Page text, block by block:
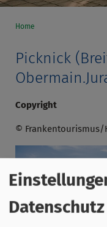
Home
Picknick
Copyright
© Frankentourismus/
Datenschutz